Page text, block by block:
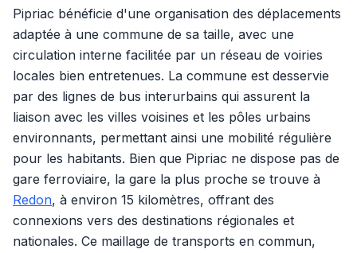
Pipriac bénéficie d'une organisation des déplacements
adaptée à une commune de sa taille, avec une
circulation interne facilitée par un réseau de voiries
locales bien entretenues. La commune est desservie
par des lignes de bus interurbains qui assurent la
liaison avec les villes voisines et les pôles urbains
environnants, permettant ainsi une mobilité régulière
pour les habitants. Bien que Pipriac ne dispose pas de
gare ferroviaire, la gare la plus proche se trouve à
Redon, à environ 15 kilomètres, offrant des
connexions vers des destinations régionales et
nationales. Ce maillage de transports en commun,